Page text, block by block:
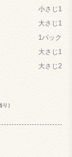
小さじ1
大さじ1
1パック
大さじ1
大さじ2
）